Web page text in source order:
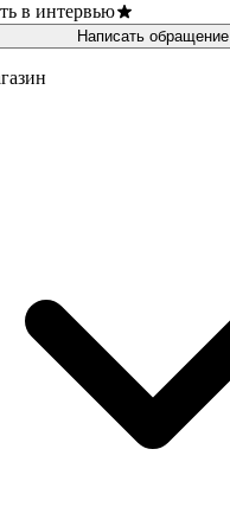
в интервью
Написать обращение